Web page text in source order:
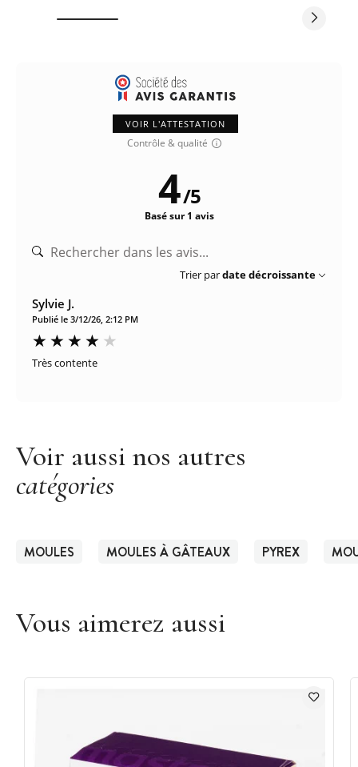
VOIR L'ATTESTATION
Contrôle & qualité
4/5
Basé sur 1 avis
Trier pardate décroissante
Sylvie J.
Publié le 3/12/26, 2:12 PM
Très contente
Voir aussi nos autres
catégories
MOULES MOULES À GÂTEAUX PYREX
Vous aimerez aussi